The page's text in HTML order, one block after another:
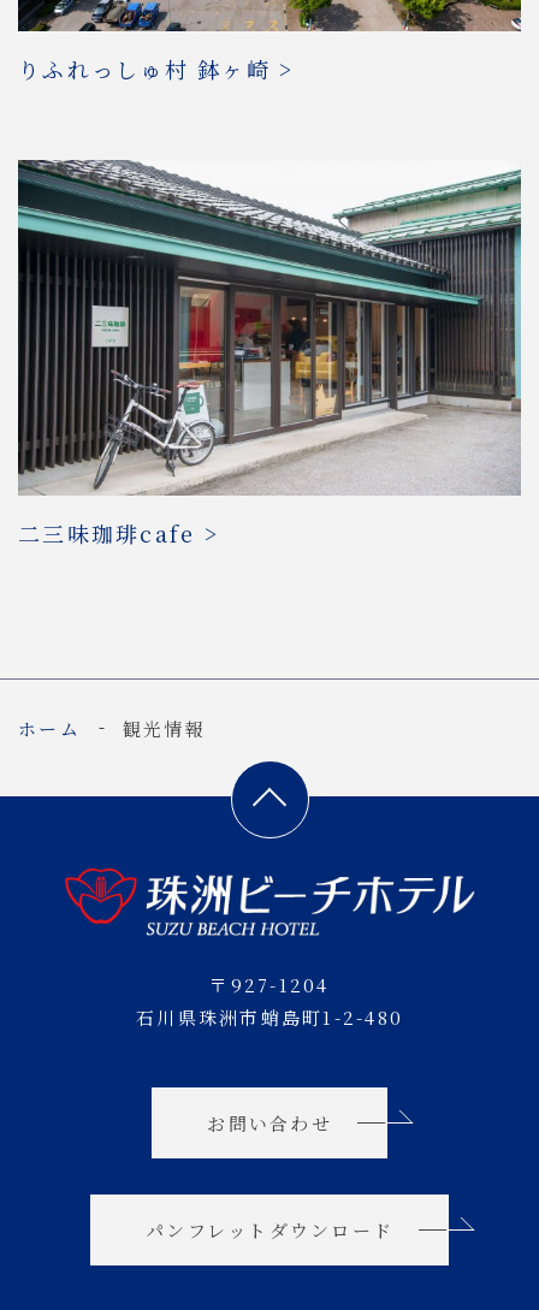
りふれっしゅ村 鉢ヶ崎 >
二三味珈琲cafe >
ホーム 観光情報
〒927-1204
石川県珠洲市蛸島町1-2-480
お問い合わせ
パンフレットダウンロード